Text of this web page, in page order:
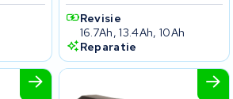
Revisie
16.7Ah, 13.4Ah, 10Ah
Reparatie